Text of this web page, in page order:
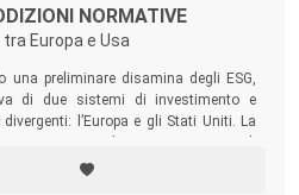
NORMATIVE
Europa e Usa
una preliminare disamina degli ESG,
di due sistemi di investimento e
l’Europa e gli Stati Uniti. La
fasi evolutive molto differenti in